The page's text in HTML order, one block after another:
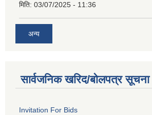
मिति: 03/07/2025 - 11:36
अन्य
सार्वजनिक खरिद/बोलपत्र सूचना
Invitation For Bids